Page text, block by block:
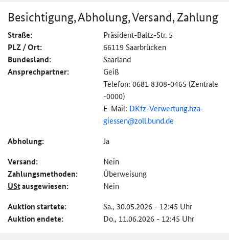
Besichtigung, Abholung, Versand, Zahlung
Straße: Präsident-Baltz-Str. 5
PLZ / Ort: 66119 Saarbrücken
Bundesland: Saarland
Ansprechpartner:
Geiß
Telefon: 0681 8308-0465 (Zentrale
-0000)
E-Mail: DKfz-Verwertung.hza-
giessen@zoll.bund.de
Abholung: Ja
Versand: Nein
Zahlungs­methoden: Überweisung
UStausgewiesen: Nein
Auktion startete: Sa., 30.05.2026 - 12:45 Uhr
Auktion endete: Do., 11.06.2026 - 12:45 Uhr